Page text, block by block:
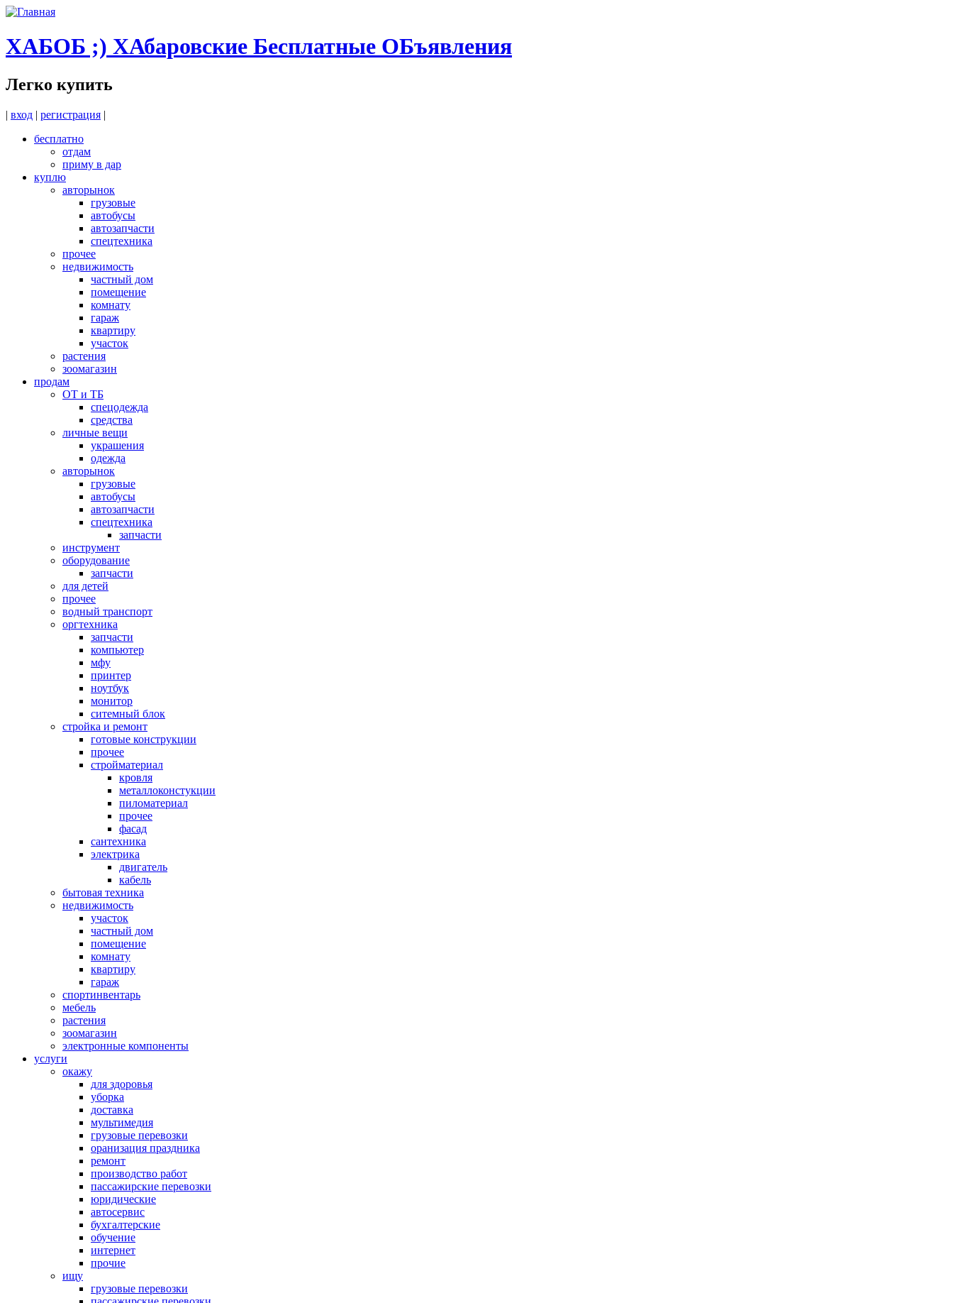
Перейти к основному содержанию
ХАБОБ ;) ХАбаровские Бесплатные ОБъявления
Легко купить
| вход | регистрация |
бесплатно
отдам
приму в дар
куплю
авторынок
грузовые
автобусы
автозапчасти
спецтехника
прочее
недвижимость
частный дом
помещение
комнату
гараж
квартиру
участок
растения
зоомагазин
продам
ОТ и ТБ
спецодежда
средства
личные вещи
украшения
одежда
авторынок
грузовые
автобусы
автозапчасти
спецтехника
запчасти
инструмент
оборудование
запчасти
для детей
прочее
водный транспорт
оргтехника
запчасти
компьютер
мфу
принтер
ноутбук
монитор
ситемный блок
стройка и ремонт
готовые конструкции
прочее
стройматериал
кровля
металлоконстукции
пиломатериал
прочее
фасад
сантехника
электрика
двигатель
кабель
бытовая техника
недвижимость
участок
частный дом
помещение
комнату
квартиру
гараж
спортинвентарь
мебель
растения
зоомагазин
электронные компоненты
услуги
окажу
для здоровья
уборка
доставка
мультимедия
грузовые перевозки
оранизация праздника
ремонт
производство работ
пассажирские перевозки
юридические
автосервис
бухгалтерские
обучение
интернет
прочие
ищу
грузовые перевозки